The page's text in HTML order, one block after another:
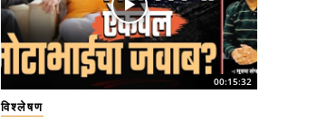
00:15:32
विश्लेषण